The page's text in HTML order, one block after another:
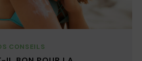
CONSEILS